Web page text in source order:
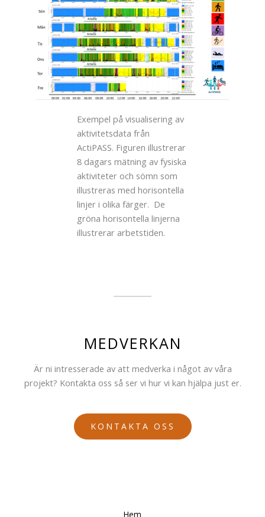
Exempel på visualisering av
aktivitetsdata från
ActiPASS. Figuren illustrerar
8 dagars mätning av fysiska
aktiviteter och sömn som
illustreras med horisontella
linjer i olika färger. De
gröna horisontella linjerna
illustrerar arbetstiden.
MEDVERKAN
Är ni intresserade av att medverka i något av våra
projekt? Kontakta oss så ser vi hur vi kan hjälpa just er.
KONTAKTA OSS
Hem